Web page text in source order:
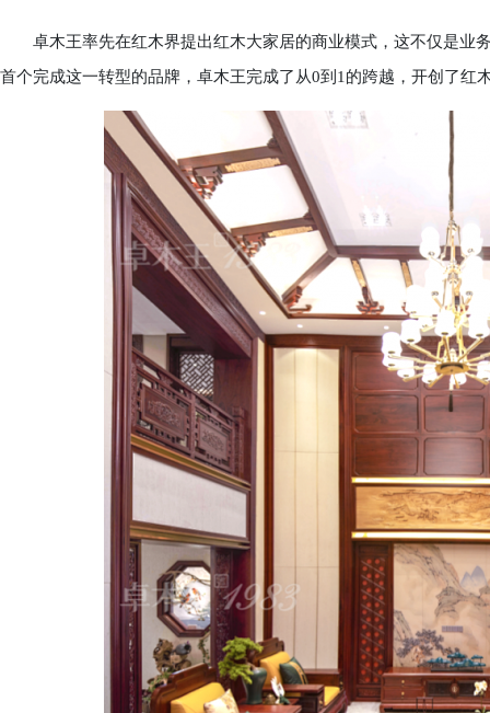
卓木王率先在红木界提出红木大家居的商业模式，这不仅是业
首个完成这一转型的品牌，卓木王完成了从0到1的跨越，开创了红